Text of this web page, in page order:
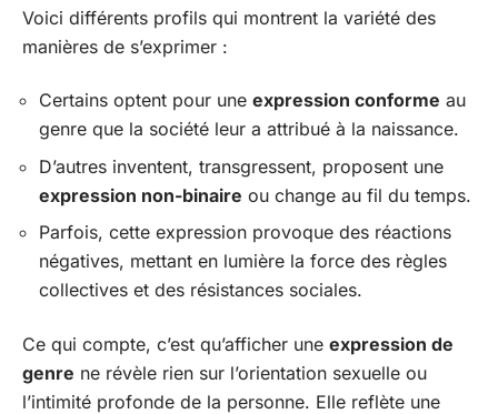
Voici différents profils qui montrent la variété des
manières de s’exprimer :
Certains optent pour une expression conforme au
genre que la société leur a attribué à la naissance.
D’autres inventent, transgressent, proposent une
expression non-binaire ou change au fil du temps.
Parfois, cette expression provoque des réactions
négatives, mettant en lumière la force des règles
collectives et des résistances sociales.
Ce qui compte, c’est qu’afficher une expression de
genre ne révèle rien sur l’orientation sexuelle ou
l’intimité profonde de la personne. Elle reflète une